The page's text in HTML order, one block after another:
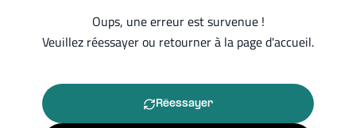
Oups, une erreur est survenue !
Veuillez réessayer ou retourner à la page d'accueil.
Réessayer